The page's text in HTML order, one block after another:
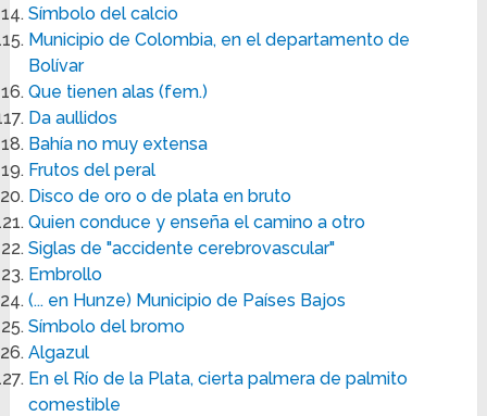
Símbolo del calcio
Municipio de Colombia, en el departamento de
Bolívar
Que tienen alas (fem.)
Da aullidos
Bahía no muy extensa
Frutos del peral
Disco de oro o de plata en bruto
Quien conduce y enseña el camino a otro
Siglas de "accidente cerebrovascular"
Embrollo
(... en Hunze) Municipio de Países Bajos
Símbolo del bromo
Algazul
En el Río de la Plata, cierta palmera de palmito
comestible